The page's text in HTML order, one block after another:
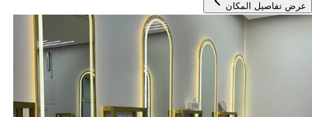
عرض تفاصيل المكان